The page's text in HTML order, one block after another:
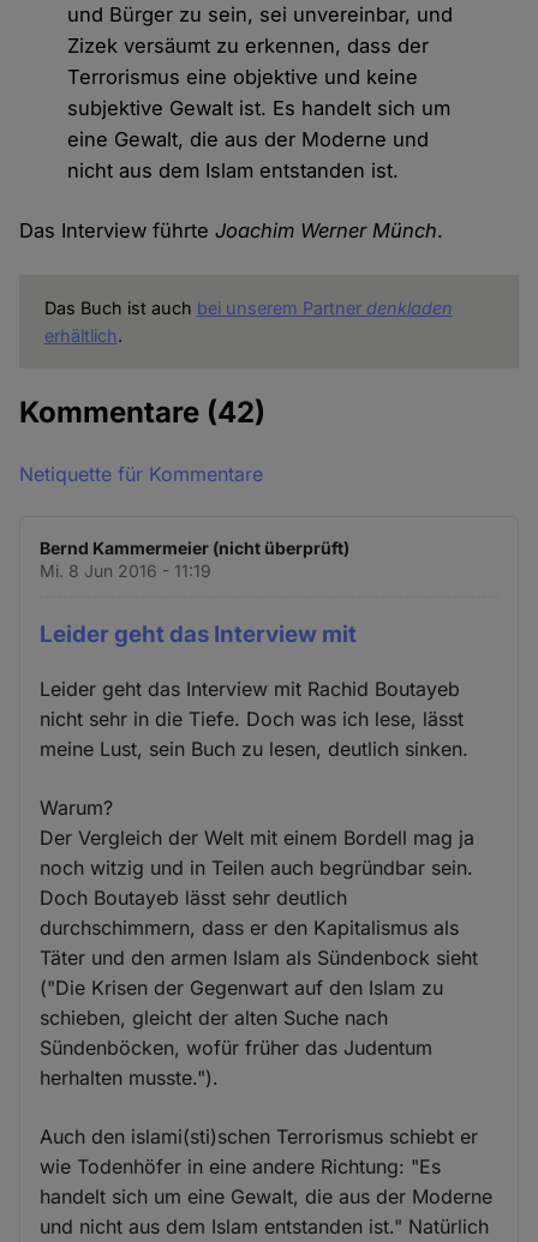
und Bürger zu sein, sei unvereinbar, und
Zizek versäumt zu erkennen, dass der
Terrorismus eine objektive und keine
subjektive Gewalt ist. Es handelt sich um
eine Gewalt, die aus der Moderne und
nicht aus dem Islam entstanden ist.
Das Interview führteJoachim Werner Münch.
Das Buch ist auch bei unserem Partner denkladen
erhältlich.
Kommentare (42)
Netiquette für Kommentare
Bernd Kammermeier (nicht überprüft)
Mi. 8 Jun 2016 - 11:19
Leider geht das Interview mit
Leider geht das Interview mit Rachid Boutayeb
nicht sehr in die Tiefe. Doch was ich lese, lässt
meine Lust, sein Buch zu lesen, deutlich sinken.
Warum?
Der Vergleich der Welt mit einem Bordell mag ja
noch witzig und in Teilen auch begründbar sein.
Doch Boutayeb lässt sehr deutlich
durchschimmern, dass er den Kapitalismus als
Täter und den armen Islam als Sündenbock sieht
("Die Krisen der Gegenwart auf den Islam zu
schieben, gleicht der alten Suche nach
Sündenböcken, wofür früher das Judentum
herhalten musste.").
Auch den islami(sti)schen Terrorismus schiebt er
wie Todenhöfer in eine andere Richtung: "Es
handelt sich um eine Gewalt, die aus der Moderne
und nicht aus dem Islam entstanden ist." Natürlich